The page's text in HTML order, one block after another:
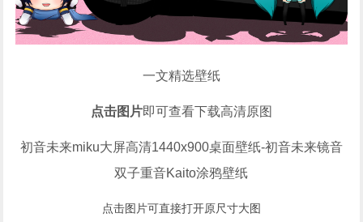
一文精选壁纸
点击图片即可查看下载高清原图
初音未来miku大屏高清1440x900桌面壁纸-初音未来镜音
双子重音Kaito涂鸦壁纸
点击图片可直接打开原尺寸大图